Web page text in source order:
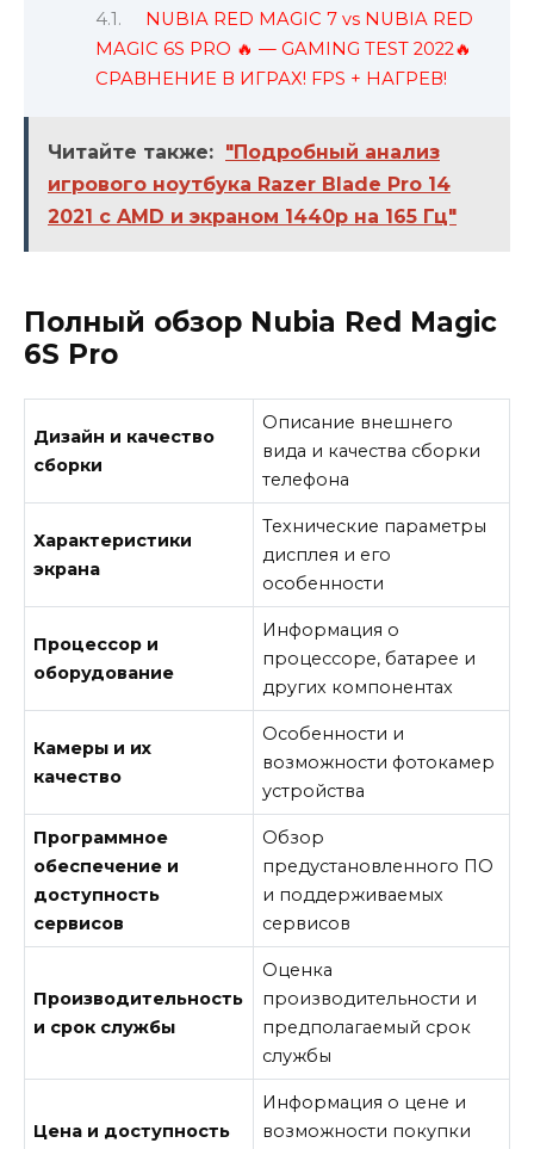
NUBIA RED MAGIC 7 vs NUBIA RED
MAGIC 6S PRO 🔥 — GAMING TEST 2022🔥
СРАВНЕНИЕ В ИГРАХ! FPS + НАГРЕВ!
Читайте также: "Подробный анализ
игрового ноутбука Razer Blade Pro 14
2021 с AMD и экраном 1440p на 165 Гц"
Полный обзор Nubia Red Magic
6S Pro
Дизайн и качество
сборки
Описание внешнего
вида и качества сборки
телефона
Характеристики
экрана
Технические параметры
дисплея и его
особенности
Процессор и
оборудование
Информация о
процессоре, батарее и
других компонентах
Камеры и их
качество
Особенности и
возможности фотокамер
устройства
Программное
обеспечение и
доступность
сервисов
Обзор
предустановленного ПО
и поддерживаемых
сервисов
Производительность
и срок службы
Оценка
производительности и
предполагаемый срок
службы
Цена и доступность
Информация о цене и
возможности покупки